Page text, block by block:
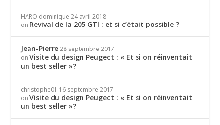
HARO dominique 24 avril 2018
on Revival de la 205 GTI : et si c’était possible ?
Jean-Pierre 28 septembre 2017
onVisite du design Peugeot : « Et si on réinventait
un best seller »?
christophe01 16 septembre 2017
onVisite du design Peugeot : « Et si on réinventait
un best seller »?